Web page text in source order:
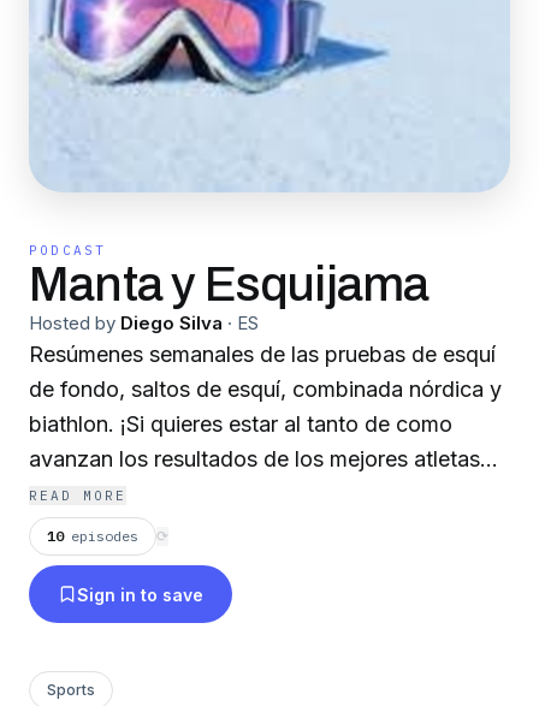
PODCAST
Manta y Esquijama
Hosted by Diego Silva · ES
Resúmenes semanales de las pruebas de esquí
de fondo, saltos de esquí, combinada nórdica y
biathlon. ¡Si quieres estar al tanto de como
avanzan los resultados de los mejores atletas
de cara a Pyongyang no te lo pierdas!
READ MORE
10 episodes ⟳
Sign in to save
Sports